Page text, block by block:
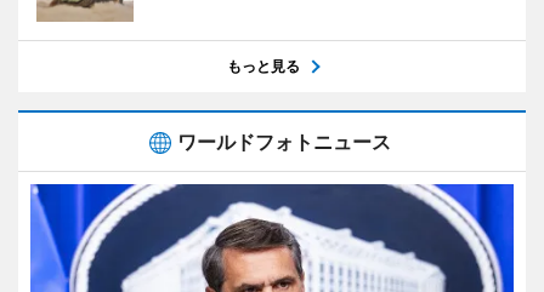
もっと見る
ワールドフォトニュース